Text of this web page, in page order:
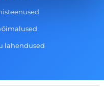
lahendused